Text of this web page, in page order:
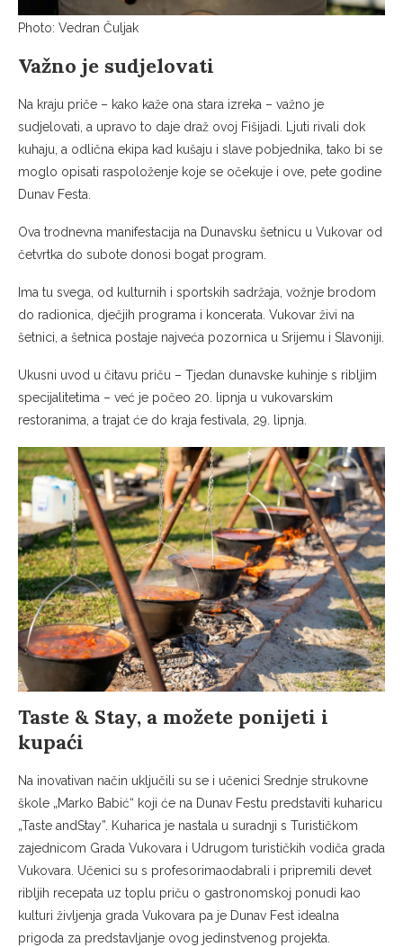
Photo: Vedran Čuljak
Važno je sudjelovati
Na kraju priče – kako kaže ona stara izreka – važno je
sudjelovati, a upravo to daje draž ovoj Fišijadi. Ljuti rivali dok
kuhaju, a odlična ekipa kad kušaju i slave pobjednika, tako bi se
moglo opisati raspoloženje koje se očekuje i ove, pete godine
Dunav Festa.
Ova trodnevna manifestacija na Dunavsku šetnicu u Vukovar od
četvrtka do subote donosi bogat program.
Ima tu svega, od kulturnih i sportskih sadržaja, vožnje brodom
do radionica, dječjih programa i koncerata. Vukovar živi na
šetnici, a šetnica postaje najveća pozornica u Srijemu i Slavoniji.
Ukusni uvod u čitavu priču – Tjedan dunavske kuhinje s ribljim
specijalitetima – već je počeo 20. lipnja u vukovarskim
restoranima, a trajat će do kraja festivala, 29. lipnja.
Taste & Stay, a možete ponijeti i
kupaći
Na inovativan način uključili su se i učenici Srednje strukovne
škole „Marko Babić“ koji će na Dunav Festu predstaviti kuharicu
„Taste andStay”. Kuharica je nastala u suradnji s Turističkom
zajednicom Grada Vukovara i Udrugom turističkih vodiča grada
Vukovara. Učenici su s profesorimaodabrali i pripremili devet
ribljih recepata uz toplu priču o gastronomskoj ponudi kao
kulturi življenja grada Vukovara pa je Dunav Fest idealna
prigoda za predstavljanje ovog jedinstvenog projekta.